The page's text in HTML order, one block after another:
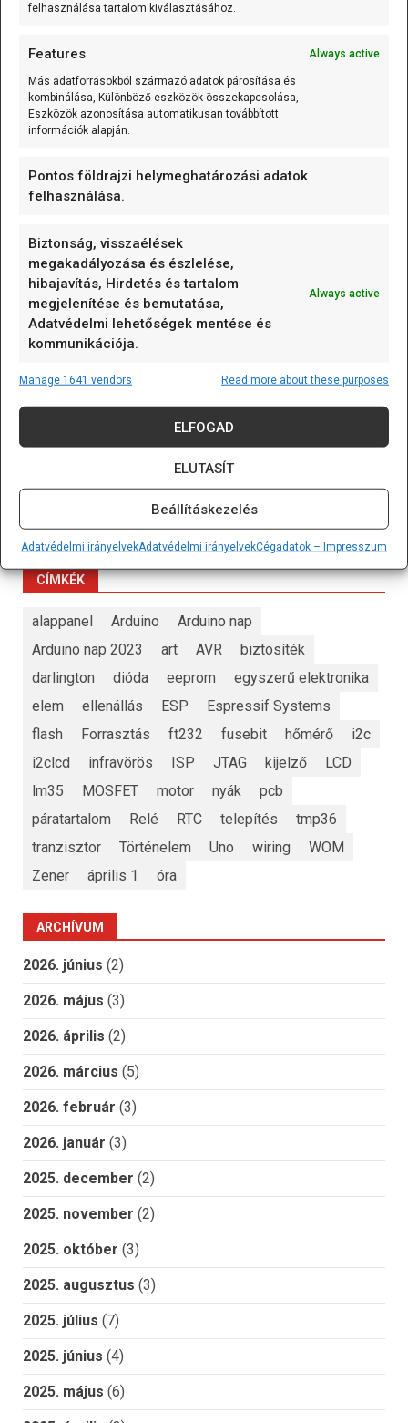
felhasználása tartalom kiválasztásához.
Features Always active
Más adatforrásokból származó adatok párosítása és
kombinálása, Különböző eszközök összekapcsolása,
Eszközök azonosítása automatikusan továbbított
információk alapján.
Pontos földrajzi helymeghatározási adatok
felhasználása.
Biztonság, visszaélések
megakadályozása és észlelése,
hibajavítás, Hirdetés és tartalom
megjelenítése és bemutatása,
Adatvédelmi lehetőségek mentése és
kommunikációja.
Always active
Manage 1641 vendors Read more about these purposes
ELFOGAD
ELUTASÍT
Beállításkezelés
Adatvédelmi irányelvekAdatvédelmi irányelvekCégadatok – Impresszum
A K-típusú szerelt hőmérő (0...600C;
variálható kábelhossz) olyan mérőelem,
amely[...]
A K-típusú szerelt hőmérő (0...600C;
variálható kábelhossz) olyan mérőelem,
K-típusú szerelt hőmérő (0…600 °C) 0.5m
A K-típusú szerelt hőmérő (0...600C;
variálható kábelhossz) olyan mérőelem,
amely
125 kHz RFID kulcstartó (EM4305/T5577 írható)
írható) olyan passzív RFID
CÍMKÉK
alappanel Arduino
Arduino nap
Arduino nap 2023
art AVR
biztosíték
darlington
dióda eeprom
egyszerű elektronika
elem
ellenállás ESP
Espressif Systems
flash
Forrasztás ft232 fusebit hőmérő
i2c
i2clcd
infravörös ISP JTAG kijelző
LCD
lm35
MOSFET motor nyák
pcb
páratartalom
Relé RTC telepítés
tmp36
tranzisztor
Történelem Uno wiring
WOM
Zener
április 1 óra
ARCHÍVUM
2026. június (2)
2026. május (3)
2026. április (2)
2026. március (5)
2026. február (3)
2026. január (3)
2025. december (2)
2025. november (2)
2025. október (3)
2025. augusztus (3)
2025. július (7)
2025. június (4)
2025. május (6)